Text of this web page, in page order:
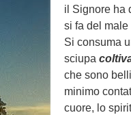
il Signore ha
si fa del
Si consuma
sciupa
che sono
minimo
cuore, lo